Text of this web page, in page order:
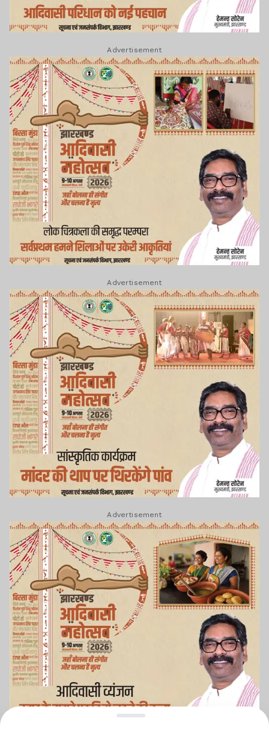
Advertisement
Advertisement
Advertisement